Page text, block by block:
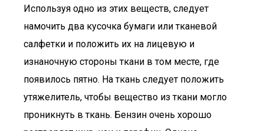
Используя одно из этих веществ, следует
намочить два кусочка бумаги или тканевой
салфетки и положить их на лицевую и
изнаночную стороны ткани в том месте, где
появилось пятно. На ткань следует положить
утяжелитель, чтобы вещество из ткани могло
проникнуть в ткань. Бензин очень хорошо